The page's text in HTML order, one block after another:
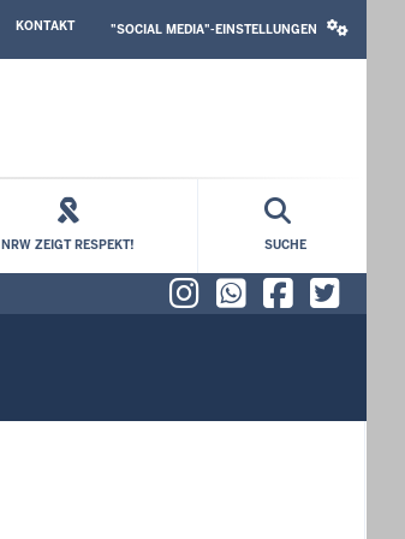
TOPKONTAKT
MEDIA
"SOCIAL MEDIA"-EINSTELLUNGEN
NRW ZEIGT RESPEKT! SUCHE
InstagramX